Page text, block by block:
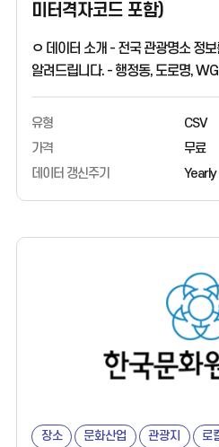
미터격자코드 포함)
ㅇ 데이터 소개 - 전국 관광명소 정보를(시설명 및 위치 등)
알려드립니다. - 행정동, 도로명, WG기반의 위치 정보 안내 ㅇ
유형
CSV
가격
무료
데이터 갱신주기
Yearly
장소 문화산업 관광지 로